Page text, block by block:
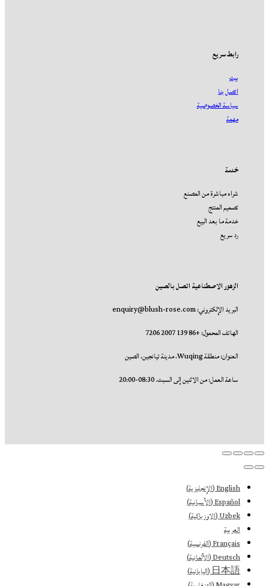
رابط سريع
بيت
اتصل بنا
سياسة الخصوصية
مهمة
خدمة
شراء مباشرة من المصنع
تصميم المنتج
خدمة ما بعد البيع
رد سريع
الزهور الاصطناعية اتصل بالصين
البريد الإلكتروني: enquiry@blush-rose.com
الهاتف المحمول: +86 139 2007 7206
العنوان: منطقة Wuqing، مدينة تيانجين، الصين
ساعة العمل: من الاثنين إلى السبت. 08:30-20:00
English
(الإنجليزية)
Español
(الأسبانية)
Uzbek
(الاوزباكية)
العربية
Français
(الفرنسية)
Deutsch
(الألمانية)
日本語
(اليابانية)